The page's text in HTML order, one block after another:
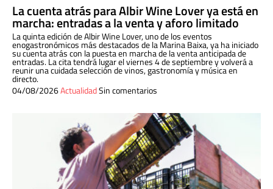
La cuenta atrás para Albir Wine Lover ya está en
marcha: entradas a la venta y aforo limitado
La quinta edición de Albir Wine Lover, uno de los eventos
enogastronómicos más destacados de la Marina Baixa, ya ha iniciado
su cuenta atrás con la puesta en marcha de la venta anticipada de
entradas. La cita tendrá lugar el viernes 4 de septiembre y volverá a
reunir una cuidada selección de vinos, gastronomía y música en
directo.
04/08/2026ActualidadSin comentarios